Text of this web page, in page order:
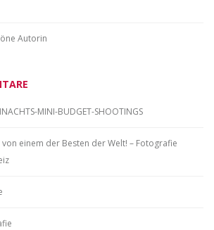
Autorin
MINI-BUDGET-SHOOTINGS
von einem der Besten der Welt! – Fotografie